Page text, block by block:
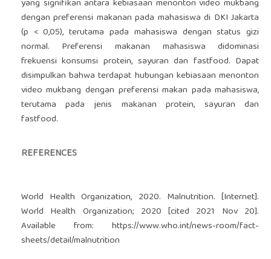
yang signifikan antara kebiasaan menonton video mukbang
dengan preferensi makanan pada mahasiswa di DKI Jakarta
(p < 0,05), terutama pada mahasiswa dengan status gizi
normal. Preferensi makanan mahasiswa didominasi
frekuensi konsumsi protein, sayuran dan fastfood. Dapat
disimpulkan bahwa terdapat hubungan kebiasaan menonton
video mukbang dengan preferensi makan pada mahasiswa,
terutama pada jenis makanan protein, sayuran dan
fastfood.
REFERENCES
World Health Organization, 2020. Malnutrition. [Internet].
World Health Organization; 2020 [cited 2021 Nov 20].
Available from:https://www.who.int/news-room/fact-
sheets/detail/malnutrition